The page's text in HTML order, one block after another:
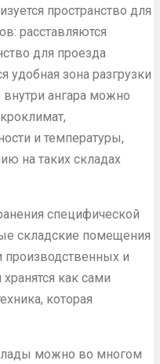
пространство для
расставляются
для проезда
удобная зона разгрузки
внутри ангара можно
и температуры,
на таких складах
специфической
складские помещения
производственных и
как сами
которая
можно во многом